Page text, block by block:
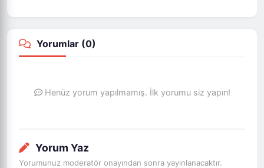
Yorumlar (0)
Henüz yorum yapılmamış. İlk yorumu siz yapın!
Yorum Yaz
Yorumunuz moderatör onayından sonra yayınlanacaktır.